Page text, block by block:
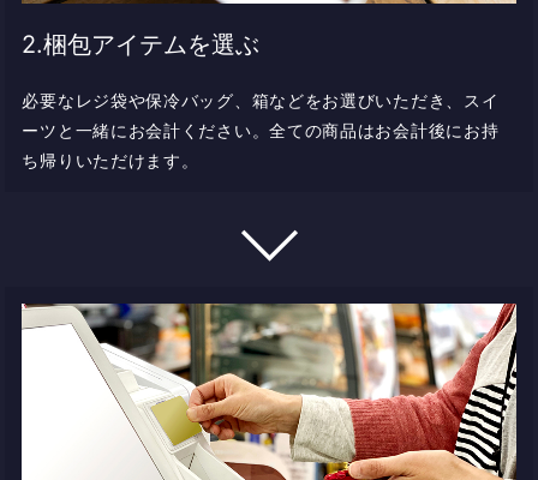
2.梱包アイテムを選ぶ
必要なレジ袋や保冷バッグ、箱などをお選びいただき、スイ
ーツと一緒にお会計ください。全ての商品はお会計後にお持
ち帰りいただけます。